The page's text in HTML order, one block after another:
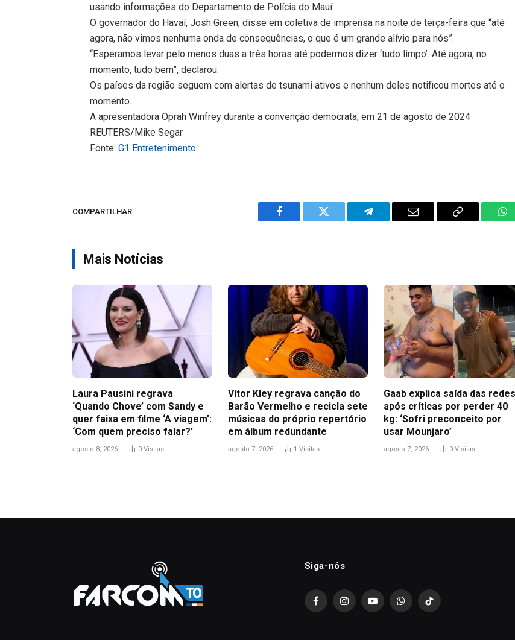
usando informações do Departamento de Polícia do Mauí.
O governador do Havaí, Josh Green, disse em coletiva de imprensa na noite de terça-feira que “até
agora, não vimos nenhuma onda de consequências, o que é um grande alívio para nós”.
“Esperamos levar pelo menos duas a três horas até podermos dizer ‘tudo limpo’. Até agora, no
momento, tudo bem”, declarou.
Os países da região seguem com alertas de tsunami ativos e nenhum deles notificou mortes até o
momento.
A apresentadora Oprah Winfrey durante a convenção democrata, em 21 de agosto de 2024
REUTERS/Mike Segar
Fonte:G1 Entretenimento
COMPARTILHAR.
Facebook Twitter Telegram Email
Copy
Mais Notícias
Laura Pausini regrava
‘Quando Chove’ com Sandy e
quer faixa em filme ‘A viagem’:
‘Com quem preciso falar?’
agosto 8, 2026 0 Visitas
Vitor Kley regrava canção do
Barão Vermelho e recicla sete
músicas do próprio repertório
em álbum redundante
agosto 7, 2026 1 Visitas
Gaab explica saída das redes
após críticas por perder 40
kg: ‘Sofri preconceito por
usar Mounjaro’
agosto 7, 2026 0 Visitas
Siga-nós
FacebookInstagramYouTubeWhatsAppTikTok